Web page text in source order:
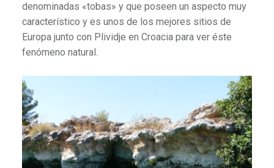
denominadas «tobas» y que poseen un aspecto muy
característico y es unos de los mejores sitios de
Europa junto con Plividje en Croacia para ver éste
fenómeno natural.